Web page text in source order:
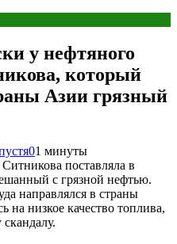
у нефтяного
который
Азии грязный
01 минуты
поставляла в
с грязной нефтью.
направлялся в страны
на низкое качество топлива,